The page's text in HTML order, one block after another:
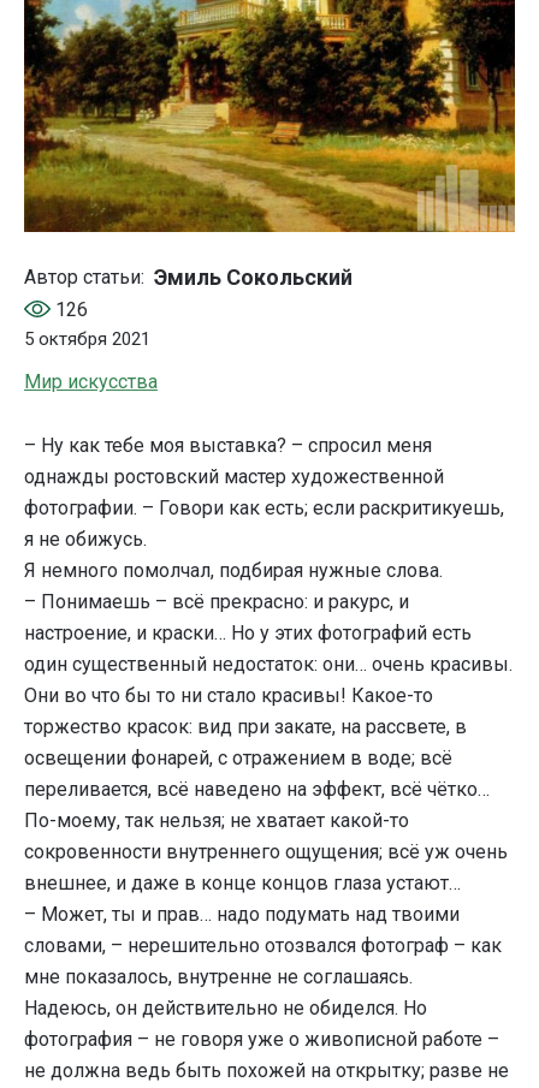
Автор статьи: Эмиль Сокольский
126
5 октября 2021
Мир искусства
– Ну как тебе моя выставка? – спросил меня
однажды ростовский мастер художественной
фотографии. – Говори как есть; если раскритикуешь,
я не обижусь.
Я немного помолчал, подбирая нужные слова.
– Понимаешь – всё прекрасно: и ракурс, и
настроение, и краски… Но у этих фотографий есть
один существенный недостаток: они… очень красивы.
Они во что бы то ни стало красивы! Какое-то
торжество красок: вид при закате, на рассвете, в
освещении фонарей, с отражением в воде; всё
переливается, всё наведено на эффект, всё чётко…
По-моему, так нельзя; не хватает какой-то
сокровенности внутреннего ощущения; всё уж очень
внешнее, и даже в конце концов глаза устают…
– Может, ты и прав… надо подумать над твоими
словами, – нерешительно отозвался фотограф – как
мне показалось, внутренне не соглашаясь.
Надеюсь, он действительно не обиделся. Но
фотография – не говоря уже о живописной работе –
не должна ведь быть похожей на открытку; разве не